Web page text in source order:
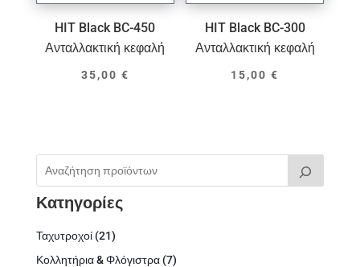
HIT Black BC-450
Ανταλλακτική κεφαλή
35,00 €
HIT Black BC-300
Ανταλλακτική κεφαλή
15,00€
Κατηγορίες
Ταχυτροχοί 2121
προϊόντα
Κολλητήρια & Φλόγιστρα 77